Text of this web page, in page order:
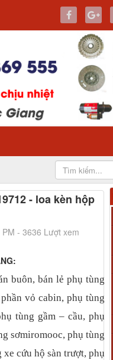
- loa kèn hộp
- 3636 Lượt xem
buôn, bán lẻ phụ tùng
vỏ cabin, phụ tùng
tùng gầm – cầu, phụ
sơmiromooc, phụ tùng
cứu hộ sàn trượt, phụ